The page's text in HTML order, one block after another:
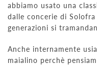
abbiamo usato una
dalle concerie di
generazioni si
Anche internamente
maialino perchè